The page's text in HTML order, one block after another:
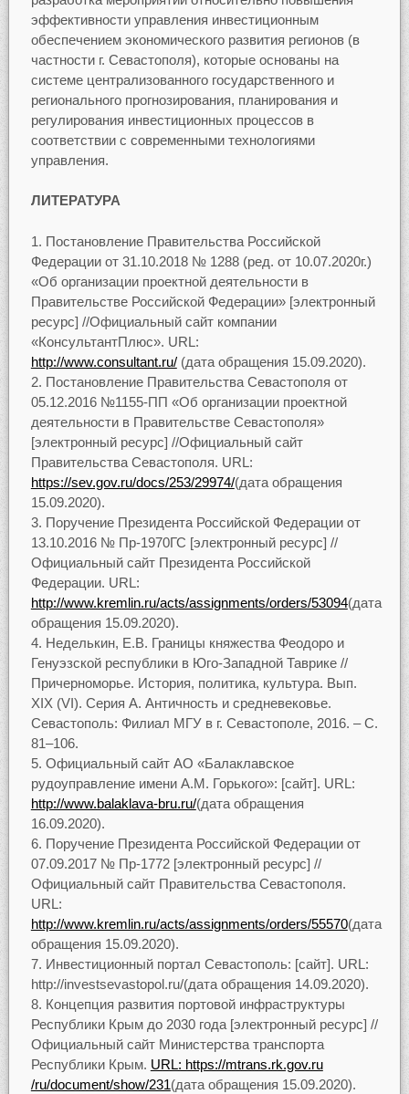
эффективности управления инвестиционным
обеспечением экономического развития регионов (в
частности г. Севастополя), которые основаны на
системе централизованного государственного и
регионального прогнозирования, планирования и
регулирования инвестиционных процессов в
соответствии с современными технологиями
управления.
ЛИТЕРАТУРА
Постановление Правительства Российской
Федерации от 31.10.2018 № 1288 (ред. от 10.07.2020г.)
«Об организации проектной деятельности в
Правительстве Российской Федерации» [электронный
ресурс] //Официальный сайт компании
«КонсультантПлюс». URL:
http://www.consultant.ru/(дата обращения 15.09.2020).
Постановление Правительства Севастополя от
05.12.2016 №1155-ПП «Об организации проектной
деятельности в Правительстве Севастополя»
[электронный ресурс] //Официальный сайт
Правительства Севастополя. URL:
https://sev.gov.ru/docs/253/29974/(дата обращения
15.09.2020).
Поручение Президента Российской Федерации от
13.10.2016 № Пр-1970ГС [электронный ресурс] //
Официальный сайт Президента Российской
Федерации. URL:
http://www.kremlin.ru/acts/assignments/orders/53094(дата
обращения 15.09.2020).
Неделькин, Е.В. Границы княжества Феодоро и
Генуэзской республики в Юго-Западной Таврике //
Причерноморье. История, политика, культура. Вып.
XIX (VI). Серия А. Античность и средневековье.
Севастополь: Филиал МГУ в г. Севастополе, 2016. – С.
81–106.
Официальный сайт АО «Балаклавское
рудоуправление имени А.М. Горького»: [сайт]. URL:
http://www.balaklava-bru.ru/(дата обращения
16.09.2020).
Поручение Президента Российской Федерации от
07.09.2017 № Пр-1772 [электронный ресурс] //
Официальный сайт Правительства Севастополя.
URL:
http://www.kremlin.ru/acts/assignments/orders/55570(дата
обращения 15.09.2020).
Инвестиционный портал Севастополь: [сайт]. URL:
http://investsevastopol.ru/(дата обращения 14.09.2020).
Концепция развития портовой инфраструктуры
Республики Крым до 2030 года [электронный ресурс] //
Официальный сайт Министерства транспорта
Республики Крым. URL: https://mtrans.rk.gov.ru
/ru/document/show/231(дата обращения 15.09.2020).